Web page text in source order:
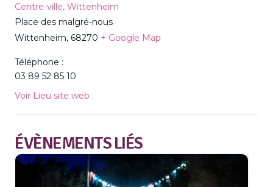
Centre-ville, Wittenheim
Place des malgré-nous
Wittenheim, 68270 + Google Map
Téléphone :
03 89 52 85 10
Voir Lieu site web
ÉVÈNEMENTS LIÉS